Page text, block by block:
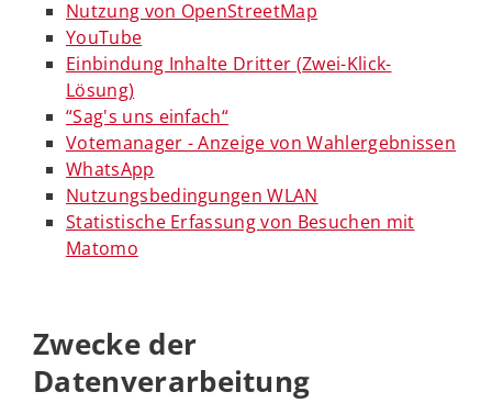
Nutzung von OpenStreetMap
YouTube
Einbindung Inhalte Dritter (Zwei-Klick-
Lösung)
“Sag's uns einfach“
Votemanager - Anzeige von Wahlergebnissen
WhatsApp
Nutzungsbedingungen WLAN
Statistische Erfassung von Besuchen mit
Matomo
Zwecke der
Datenverarbeitung